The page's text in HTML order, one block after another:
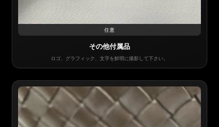
任意
その他付属品
ロゴ、グラフィック、文字を鮮明に撮影して下さい。